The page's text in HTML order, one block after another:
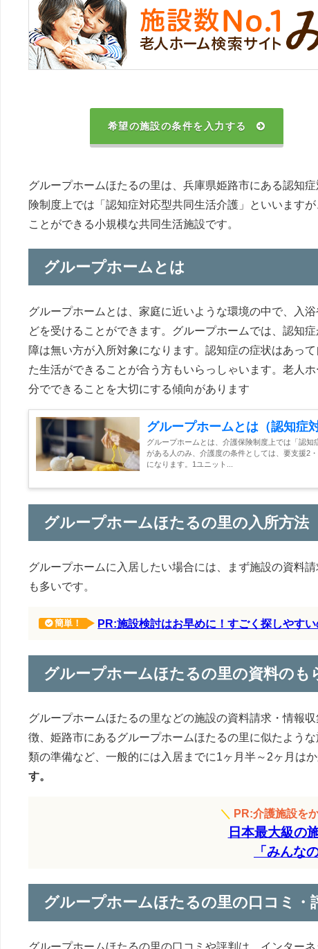
希望の施設の条件を入力する
グループホームほたるの里は、兵庫県姫路市にある認知
険制度上では「認知症対応型共同生活介護」といいます
ことができる小規模な共同生活施設です。
グループホームとは
グループホームとは、家庭に近いような環境の中で、入
どを受けることができます。グループホームでは、認知
障は無い方が入所対象になります。認知症の症状はあっ
た生活ができることが合う方もいらっしゃいます。老人
分でできることを大切にする傾向があります
グループホームとは（認知症
グループホームとは、介護保険制度上では「認
がある人のみ、介護度の条件としては、要支援2
になります。1ユニット...
グループホームほたるの里の入所方法
グループホームに入居したい場合には、まず施設の資料
も多いです。
簡単！ PR:施設検討はお早めに！すごく探しやす
グループホームほたるの里の資料のも
グループホームほたるの里などの施設の資料請求・情報
徴、姫路市にあるグループホームほたるの里に似たよう
類の準備など、一般的には入居までに1ヶ月半～2ヶ月はか
す。
＼ PR:介護施設を
日本最大級の
「みんな
グループホームほたるの里の口コミ・
グループホームほたるの里の口コミや評判は、インター